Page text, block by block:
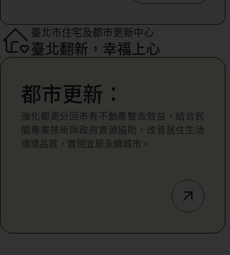
臺北市住宅及都市更新中心
臺北翻新，幸福上心
都市更新：
強化都更分回市有不動產整合效益，結合民
間專業技術與政府資源協助，改善居住生活
環境品質，實現宜居永續城市。